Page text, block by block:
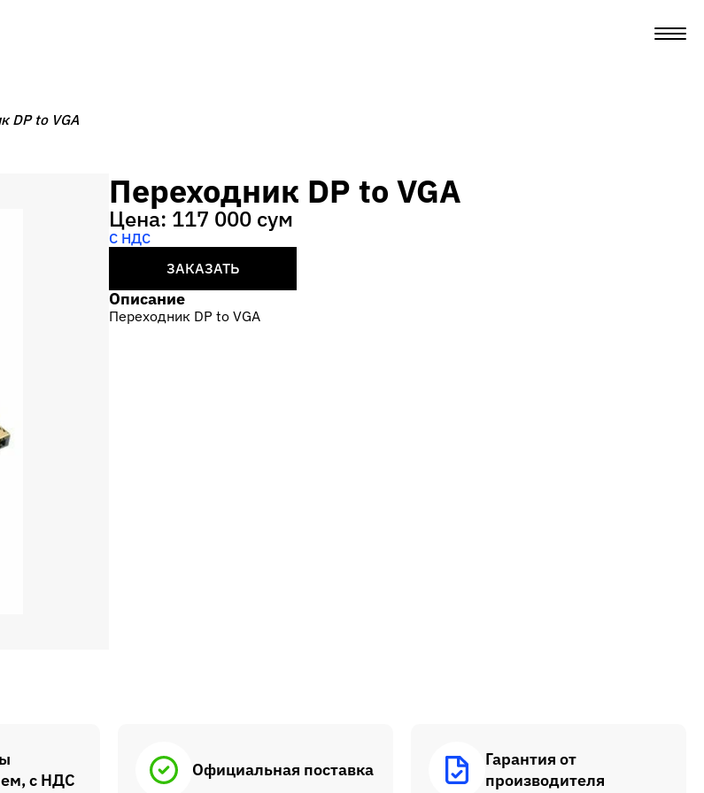
DP to VGA
Переходник DP to VGA
Цена: 117 000 сум
С НДС
ЗАКАЗАТЬ
Описание
Переходник DP to VGA
с НДС
Официальная поставка
Гарантия от
производителя